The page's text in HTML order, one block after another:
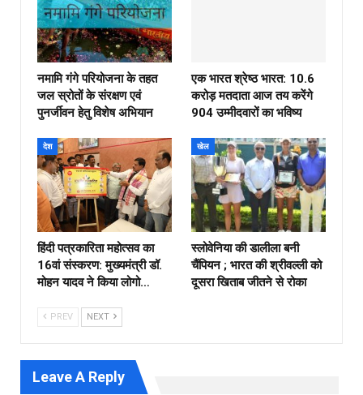
नमामि गंगे परियोजना के तहत
जल स्रोतों के संरक्षण एवं
पुनर्जीवन हेतु विशेष अभियान
एक भारत श्रेष्ठ भारत: 10.6
करोड़ मतदाता आज तय करेंगे
904 उम्मीदवारों का भविष्य
देश
हिंदी पत्रकारिता महोत्सव का
16वां संस्करण: मुख्यमंत्री डॉ.
मोहन यादव ने किया लोगो…
खेल
स्लोवेनिया की डालीला बनी
चैंपियन ; भारत की श्रीवल्ली को
दूसरा खिताब जीतने से रोका
PREV NEXT
Leave A Reply